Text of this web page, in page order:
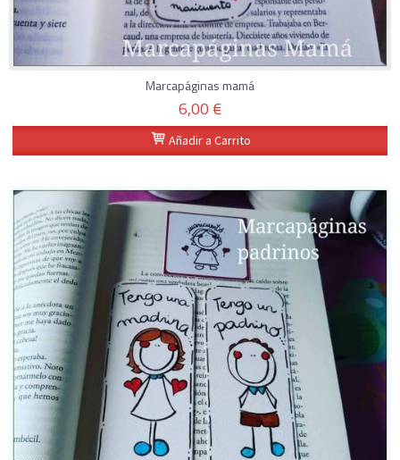
Marcapáginas mamá
6,00 €
Añadir a Carrito